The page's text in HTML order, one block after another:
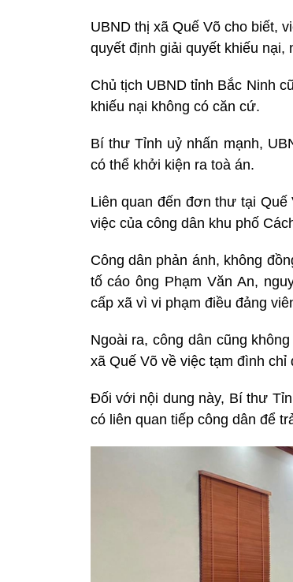
UBND thị xã Quế Võ cho biết,
quyết định giải quyết khiếu
Chủ tịch UBND tỉnh Bắc Ninh
khiếu nại không có căn cứ.
Bí thư Tỉnh uỷ nhấn mạnh,
có thể khởi kiện ra toà án.
Liên quan đến đơn thư tại
việc của công dân khu phố
Công dân phản ánh, không
tố cáo ông Phạm Văn An,
cấp xã vì vi phạm điều đảng
Ngoài ra, công dân cũng
xã Quế Võ về việc tạm đình
Đối với nội dung này, Bí thư
có liên quan tiếp công dân để